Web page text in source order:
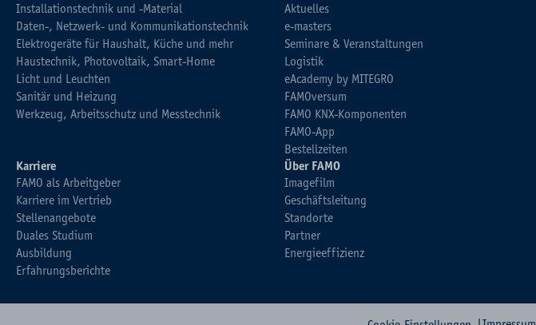
Installationstechnik und -Material
Daten-, Netzwerk- und Kommunikationstechnik
Elektrogeräte für Haushalt, Küche und mehr
Haustechnik, Photovoltaik, Smart-Home
Licht und Leuchten
Sanitär und Heizung
Werkzeug, Arbeitsschutz und Messtechnik
Aktuelles
e-masters
Seminare & Veranstaltungen
Logistik
eAcademy by MITEGRO
FAMOversum
FAMO KNX-Komponenten
FAMO-App
Bestellzeiten
Karriere
FAMO als Arbeitgeber
Karriere im Vertrieb
Stellenangebote
Duales Studium
Ausbildung
Erfahrungsberichte
Über FAMO
Imagefilm
Geschäftsleitung
Standorte
Partner
Energieeffizienz